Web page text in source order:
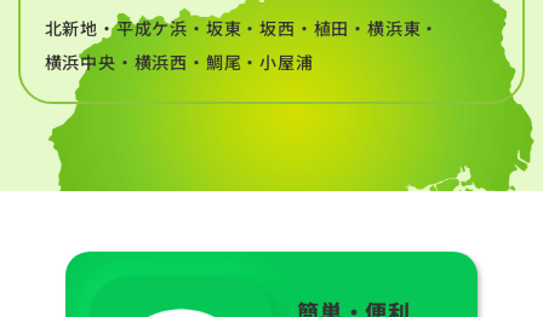
北新地・平成ケ浜・坂東・坂西・植田・横浜東・
横浜中央・横浜西・鯛尾・小屋浦